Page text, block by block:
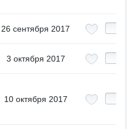
26 сентября 2017
3 октября 2017
10 октября 2017